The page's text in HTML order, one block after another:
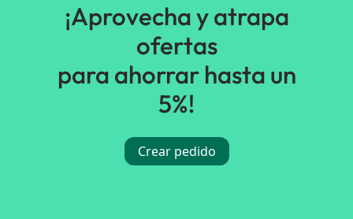
¡Aprovecha y atrapa
ofertas
para ahorrar hasta un
5%!
Crear pedido